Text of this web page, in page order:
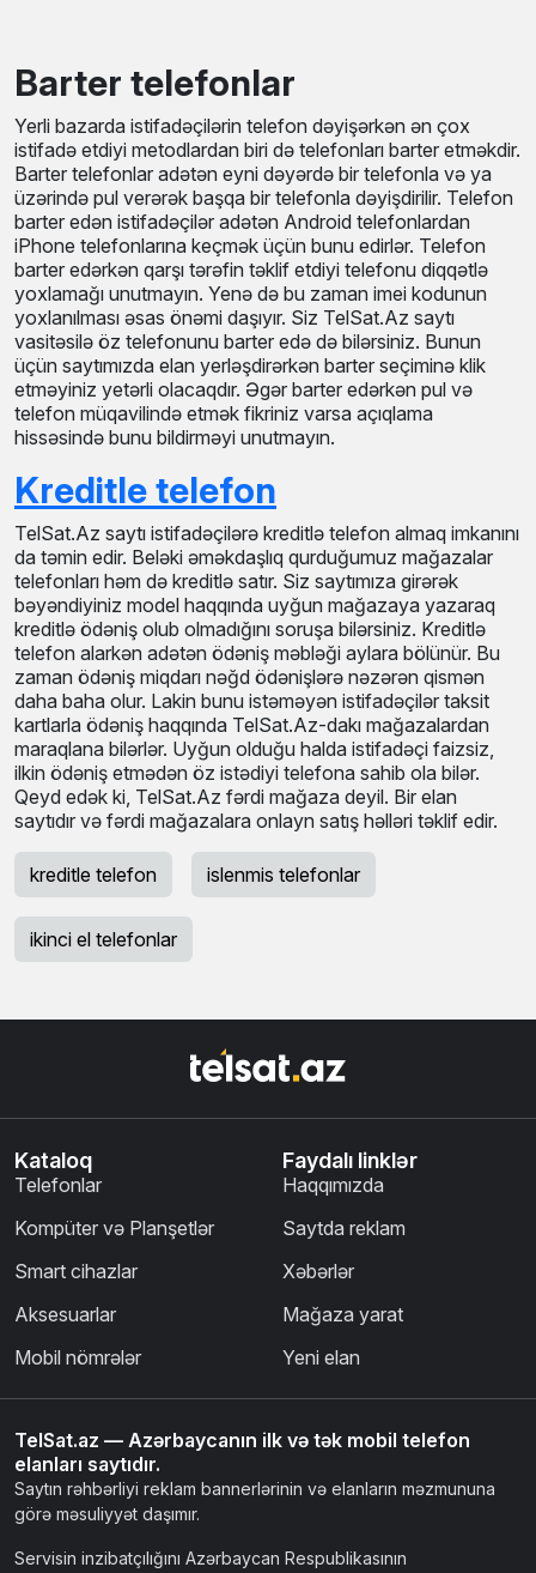
Barter telefonlar
Yerli bazarda istifadəçilərin telefon dəyişərkən ən çox
istifadə etdiyi metodlardan biri də telefonları barter etməkdir.
Barter telefonlar adətən eyni dəyərdə bir telefonla və ya
üzərində pul verərək başqa bir telefonla dəyişdirilir. Telefon
barter edən istifadəçilər adətən Android telefonlardan
iPhone telefonlarına keçmək üçün bunu edirlər. Telefon
barter edərkən qarşı tərəfin təklif etdiyi telefonu diqqətlə
yoxlamağı unutmayın. Yenə də bu zaman imei kodunun
yoxlanılması əsas önəmi daşıyır. Siz TelSat.Az saytı
vasitəsilə öz telefonunu barter edə də bilərsiniz. Bunun
üçün saytımızda elan yerləşdirərkən barter seçiminə klik
etməyiniz yetərli olacaqdır. Əgər barter edərkən pul və
telefon müqavilində etmək fikriniz varsa açıqlama
hissəsində bunu bildirməyi unutmayın.
Kreditle telefon
TelSat.Az saytı istifadəçilərə kreditlə telefon almaq imkanını
da təmin edir. Beləki əməkdaşlıq qurduğumuz mağazalar
telefonları həm də kreditlə satır. Siz saytımıza girərək
bəyəndiyiniz model haqqında uyğun mağazaya yazaraq
kreditlə ödəniş olub olmadığını soruşa bilərsiniz. Kreditlə
telefon alarkən adətən ödəniş məbləği aylara bölünür. Bu
zaman ödəniş miqdarı nəğd ödənişlərə nəzərən qismən
daha baha olur. Lakin bunu istəməyən istifadəçilər taksit
kartlarla ödəniş haqqında TelSat.Az-dakı mağazalardan
maraqlana bilərlər. Uyğun olduğu halda istifadəçi faizsiz,
ilkin ödəniş etmədən öz istədiyi telefona sahib ola bilər.
Qeyd edək ki, TelSat.Az fərdi mağaza deyil. Bir elan
saytıdır və fərdi mağazalara onlayn satış həlləri təklif edir.
kreditle telefon islenmis telefonlar
ikinci el telefonlar
Kataloq
Telefonlar
Kompüter və Planşetlər
Smart cihazlar
Aksesuarlar
Mobil nömrələr
Faydalı linklər
Haqqımızda
Saytda reklam
Xəbərlər
Mağaza yarat
Yeni elan
TelSat.az — Azərbaycanın ilk və tək mobil telefon
elanları saytıdır.
Saytın rəhbərliyi reklam bannerlərinin və elanların məzmununa
görə məsuliyyət daşımır.
Servisin inzibatçılığını Azərbaycan Respublikasının